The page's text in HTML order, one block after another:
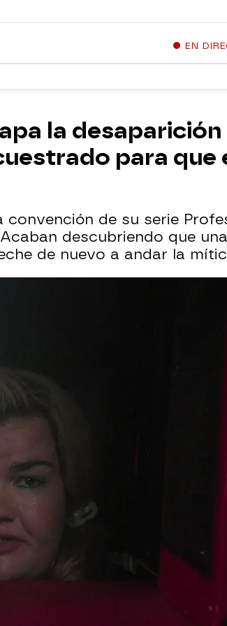
EN
la
para que
de su serie
descubriendo que
de nuevo a andar la
una convención
seguidores, que nunca